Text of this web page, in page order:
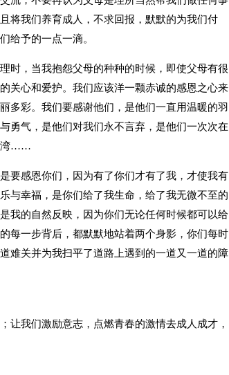
将我们养育成人，不求回报，默默的为我们付
给予的一点一滴。
，当我抱怨父母的种种的时候，即使父母有很
关心和爱护。我们应该洋一颗赤诚的感恩之心来
多彩。我们要感谢他们，是他们一直用温暖的羽
勇气，是他们对我们永不言弃，是他们一次次在
湾……
感恩你们，因为有了你们才有了我，才使我有
与幸福，是你们给了我生命，给了我无微不至的
我的自然反映，因为你们无论任何时候都可以给
每一步背后，都默默地站着两个身影，你们每时
难关并为我扫平了道路上遇到的一道又一道的障
我们激励意志，点燃青春的激情去成人成才，